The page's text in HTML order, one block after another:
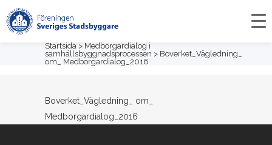
om_
Medborgardialog_2016
Startsida > Medborgardialog i
samhällsbyggnadsprocessen > Boverket_Vägledning_
om_ Medborgardialog_2016
Boverket_Vägledning_ om_
Medborgardialog_2016